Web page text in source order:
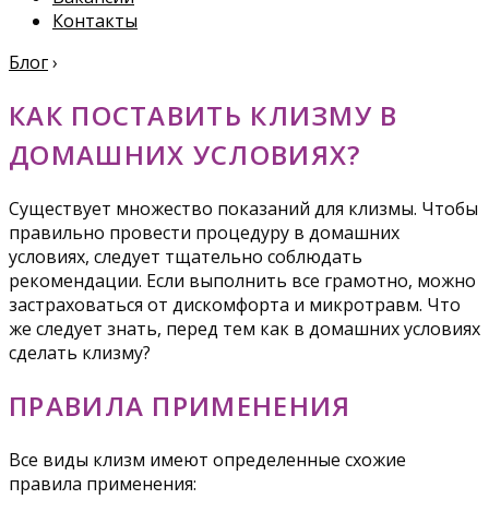
Контакты
Блог›
КАК ПОСТАВИТЬ КЛИЗМУ В
ДОМАШНИХ УСЛОВИЯХ?
Существует множество показаний для клизмы. Чтобы
правильно провести процедуру в домашних
условиях, следует тщательно соблюдать
рекомендации. Если выполнить все грамотно, можно
застраховаться от дискомфорта и микротравм. Что
же следует знать, перед тем как в домашних условиях
сделать клизму?
ПРАВИЛА ПРИМЕНЕНИЯ
Все виды клизм имеют определенные схожие
правила применения: